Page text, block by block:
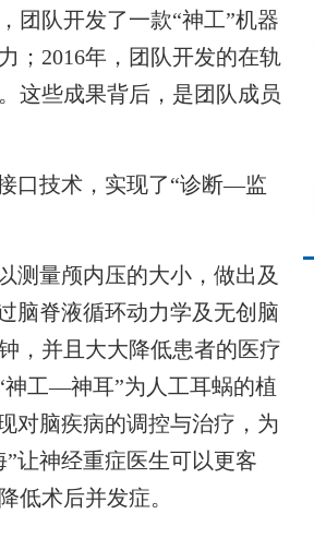
团队开发了一款“神工”机器
；2016年，团队开发的在轨
这些成果背后，是团队成员
口技术，实现了“诊断—监
量颅内压的大小，做出及
脑脊液循环动力学及无创脑
，并且大大降低患者的医疗
工—神耳”为人工耳蜗的植
对脑疾病的调控与治疗，为
让神经重症医生可以更客
低术后并发症。